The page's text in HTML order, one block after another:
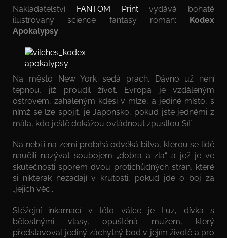
Nakladatelství FANTOM Printvydává bohatě
ilustrovaný science fantasy román: Kodex
Apokalypsy.
Na město New York sedá prach. Dávno už není
tepnou, jíž proudil život. Evropa je vzdáleným
ostrovem, zahaleným kdesi v mlze, a jediné místo, s
nímž se lze spojit, je Japonsko, pokud jste jedněmi z
mála, kdo ještě dokážou ovládnout zpustlou Síť.
Na nebi i na zemi probíhá odvěká bitva, kterou se lidé
naučili nazývat soubojem „dobra a zla“ a jež je ve
skutečnosti sporem dvou protichůdných stran, které
si nikterak nezadají v krutosti, pokud jde o boj za
„jejich věc“.
Stěžejní inkarnací v této válce je Luz, dívka s
bělostnými vlasy, opuštěná mužem, který
představoval jediný záchytný bod v jejím životě a pro